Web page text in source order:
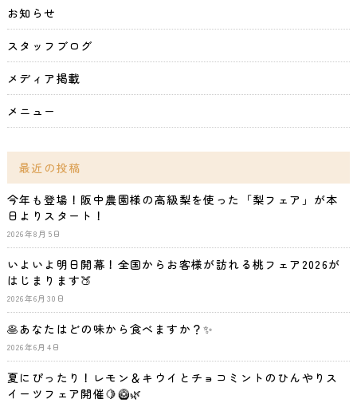
お知らせ
スタッフブログ
メディア掲載
メニュー
最近の投稿
今年も登場！阪中農園様の高級梨を使った「梨フェア」が本
日よりスタート！
2026年8月5日
いよいよ明日開幕！全国からお客様が訪れる桃フェア2026が
はじまります🍑
2026年6月30日
🥞あなたはどの味から食べますか？✨
2026年6月4日
夏にぴったり！レモン＆キウイとチョコミントのひんやりス
イーツフェア開催🍋🥝🌿